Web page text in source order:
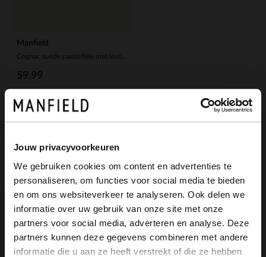
Jouw privacyvoorkeuren
We gebruiken cookies om content en advertenties te
personaliseren, om functies voor social media te bieden
en om ons websiteverkeer te analyseren. Ook delen we
informatie over uw gebruik van onze site met onze
partners voor social media, adverteren en analyse. Deze
partners kunnen deze gegevens combineren met andere
informatie die u aan ze heeft verstrekt of die ze hebben
Manfield
59.99
De My Manfield
voordelen wachten
op je.
×
View this website in English?
It looks like your language isn't Dutch. Would
you like to switch to English?